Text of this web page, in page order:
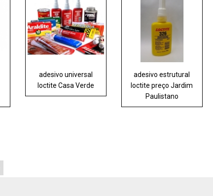
adesivo universal
loctite Casa Verde
adesivo estrutural
loctite preço Jardim
Paulistano